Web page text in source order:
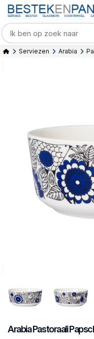
Serviezen Arabia
ArabiaPastoraali